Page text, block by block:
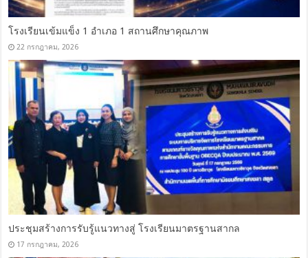
โรงเรียนเข้มแข็ง 1 อำเภอ 1 สถานศึกษาคุณภาพ
22 กรกฎาคม, 2026
ประชุมสร้างการรับรู้แนวทางสู่ โรงเรียนมาตรฐานสากล
17 กรกฎาคม, 2026